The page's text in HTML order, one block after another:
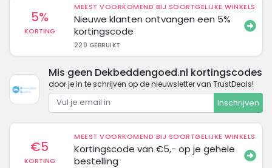
5%
KORTING
MEEST VOORKOMEND BIJ SOORTGELIJKE WINKELS
Nieuwe klanten ontvangen een 5%
kortingscode
220 GEBRUIKT
Mis geen Dekbeddengoed.nl kortingscodes
door je in te schrijven op de nieuwsletter van TrustDeals!
Inschrijven
€5
KORTING
MEEST VOORKOMEND BIJ SOORTGELIJKE WINKELS
Kortingscode van €5,- op je gehele
bestelling